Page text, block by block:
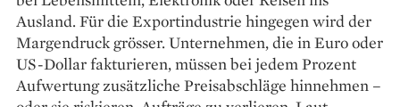
Ausland. Für die Exportindustrie hingegen wird der
Margendruck grösser. Unternehmen, die in Euro oder
US-Dollar fakturieren, müssen bei jedem Prozent
Aufwertung zusätzliche Preisabschläge hinnehmen –